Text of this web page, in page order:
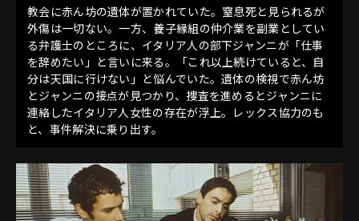
教会に赤ん坊の遺体が置かれていた。窒息死と見られるが
外傷は一切ない。一方、養子縁組の仲介業を副業としてい
る弁護士のところに、イタリア人の部下ジャンニが「仕事
を辞めたい」と言いに来る。「これ以上続けていると、自
分は天国に行けない」と悩んでいた。遺体の検視で赤ん坊
とジャンニの接点が見つかり、捜査を進めるとジャンニに
連絡したイタリア人女性の存在が浮上。レックス協力のも
と、事件解決に乗り出す。